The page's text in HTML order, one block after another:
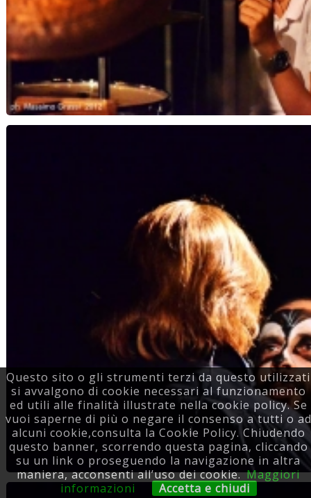
Questo sito o gli strumenti terzi da questo utilizzati
si avvalgono di cookie necessari al funzionamento
ed utili alle finalità illustrate nella cookie policy. Se
vuoi saperne di più o negare il consenso a tutti o ad
alcuni cookie,consulta la Cookie Policy. Chiudendo
questo banner, scorrendo questa pagina, cliccando
su un link o proseguendo la navigazione in altra
maniera, acconsenti all’uso dei cookie. Maggiori
informazioni
Accetta e chiudi